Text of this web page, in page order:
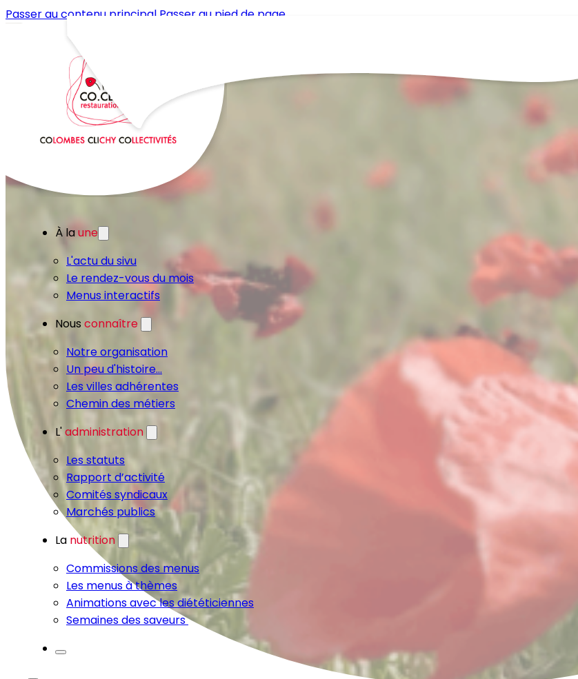
Passer au contenu principal Passer au pied de page
À laune
L'actu du sivu
Le rendez-vous du mois
Menus interactifs
Nous connaître
Notre organisation
Un peu d'histoire...
Les villes adhérentes
Chemin des métiers
L'administration
Les statuts
Rapport d’activité
Comités syndicaux
Marchés publics
La nutrition
Commissions des menus
Les menus à thèmes
Animations avec les diététiciennes
Semaines des saveurs